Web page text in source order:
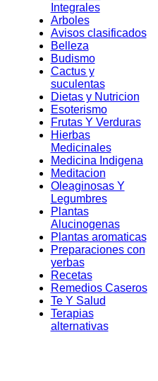
Integrales
Arboles
Avisos clasificados
Belleza
Budismo
Cactus y
suculentas
Dietas y Nutricion
Esoterismo
Frutas Y Verduras
Hierbas
Medicinales
Medicina Indigena
Meditacion
Oleaginosas Y
Legumbres
Plantas
Alucinogenas
Plantas aromaticas
Preparaciones con
yerbas
Recetas
Remedios Caseros
Te Y Salud
Terapias
alternativas